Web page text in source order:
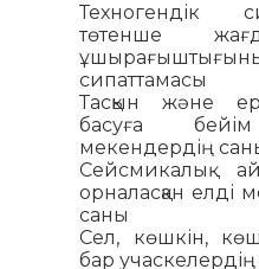
Техногендік
төтенше
сипаттамасы
Тасқын және
басуға
мекендердің
Сейсмикалық
орналасқан елді
саны
Сел, көшкін,
бар